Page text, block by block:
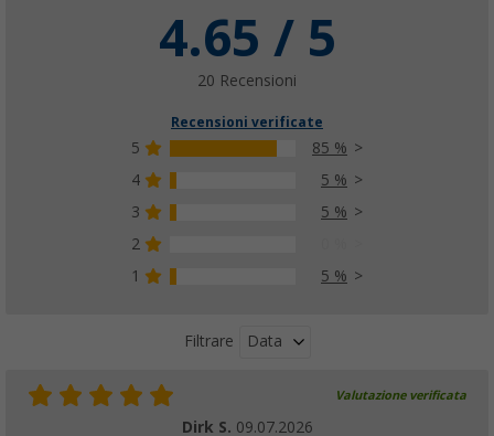
4.65 / 5
20 Recensioni
Recensioni verificate
5
85 %
4
5 %
3
5 %
2
1
5 %
Filtrare Data
Valutazione verificata
Dirk S. 09.07.2026